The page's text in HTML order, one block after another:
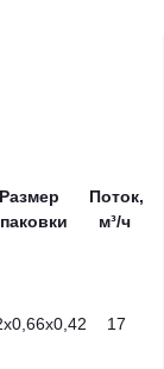
Размер
Поток,
м³/ч
17